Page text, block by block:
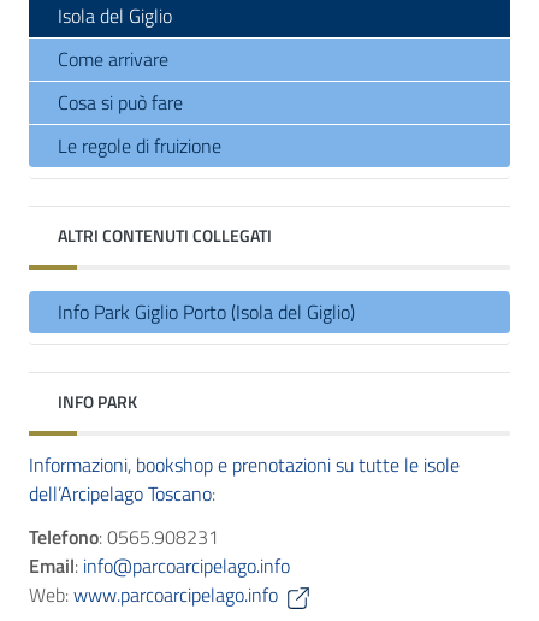
Isola del Giglio
Come arrivare
Cosa si può fare
Le regole di fruizione
ALTRI CONTENUTI COLLEGATI
Info Park Giglio Porto (Isola del Giglio)
INFO PARK
Informazioni, bookshop e prenotazioni su tutte le isole
dell’Arcipelago Toscano:
Telefono: 0565.908231
Email: info@parcoarcipelago.info
Web:www.parcoarcipelago.info